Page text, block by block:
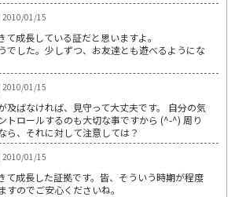
| 2010/01/15
て成長している証だと思いますよ。
でした。少しずつ、お友達とも遊べるようにな
| 2010/01/15
及ばなければ、見守って大丈夫です。 自分の気
トロールするのも大切な事ですから (^-^) 周り
ら、それに対して注意しては？
| 2010/01/15
て成長した証拠です。皆、そういう時期が程度
すのでご安心くださいね。